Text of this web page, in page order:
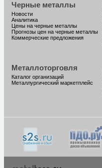
Черные металлы
Новости
Аналитика
Цены на черные металлы
Прогнозы цен на черные металлы
Коммерческие предложения
Металлоторговля
Каталог организаций
Металлургический маркетплейс